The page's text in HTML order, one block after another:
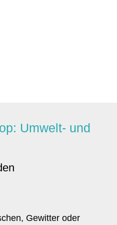
Umwelt- und
Gewitter oder